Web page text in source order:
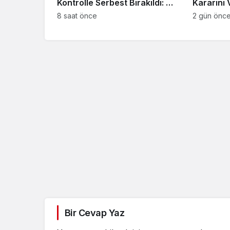
Kontrolle Serbest Bırakıldı: X
Hesabına Erişim Engeli
8 saat önce
Planları
2 gün önce
Bir Cevap Yaz